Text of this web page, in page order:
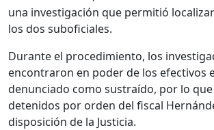
una investigación que permitió
los dos suboficiales.
Durante el procedimiento, los
encontraron en poder de los efectivos
denunciado como sustraído, por lo
detenidos por orden del fiscal
disposición de la Justicia.